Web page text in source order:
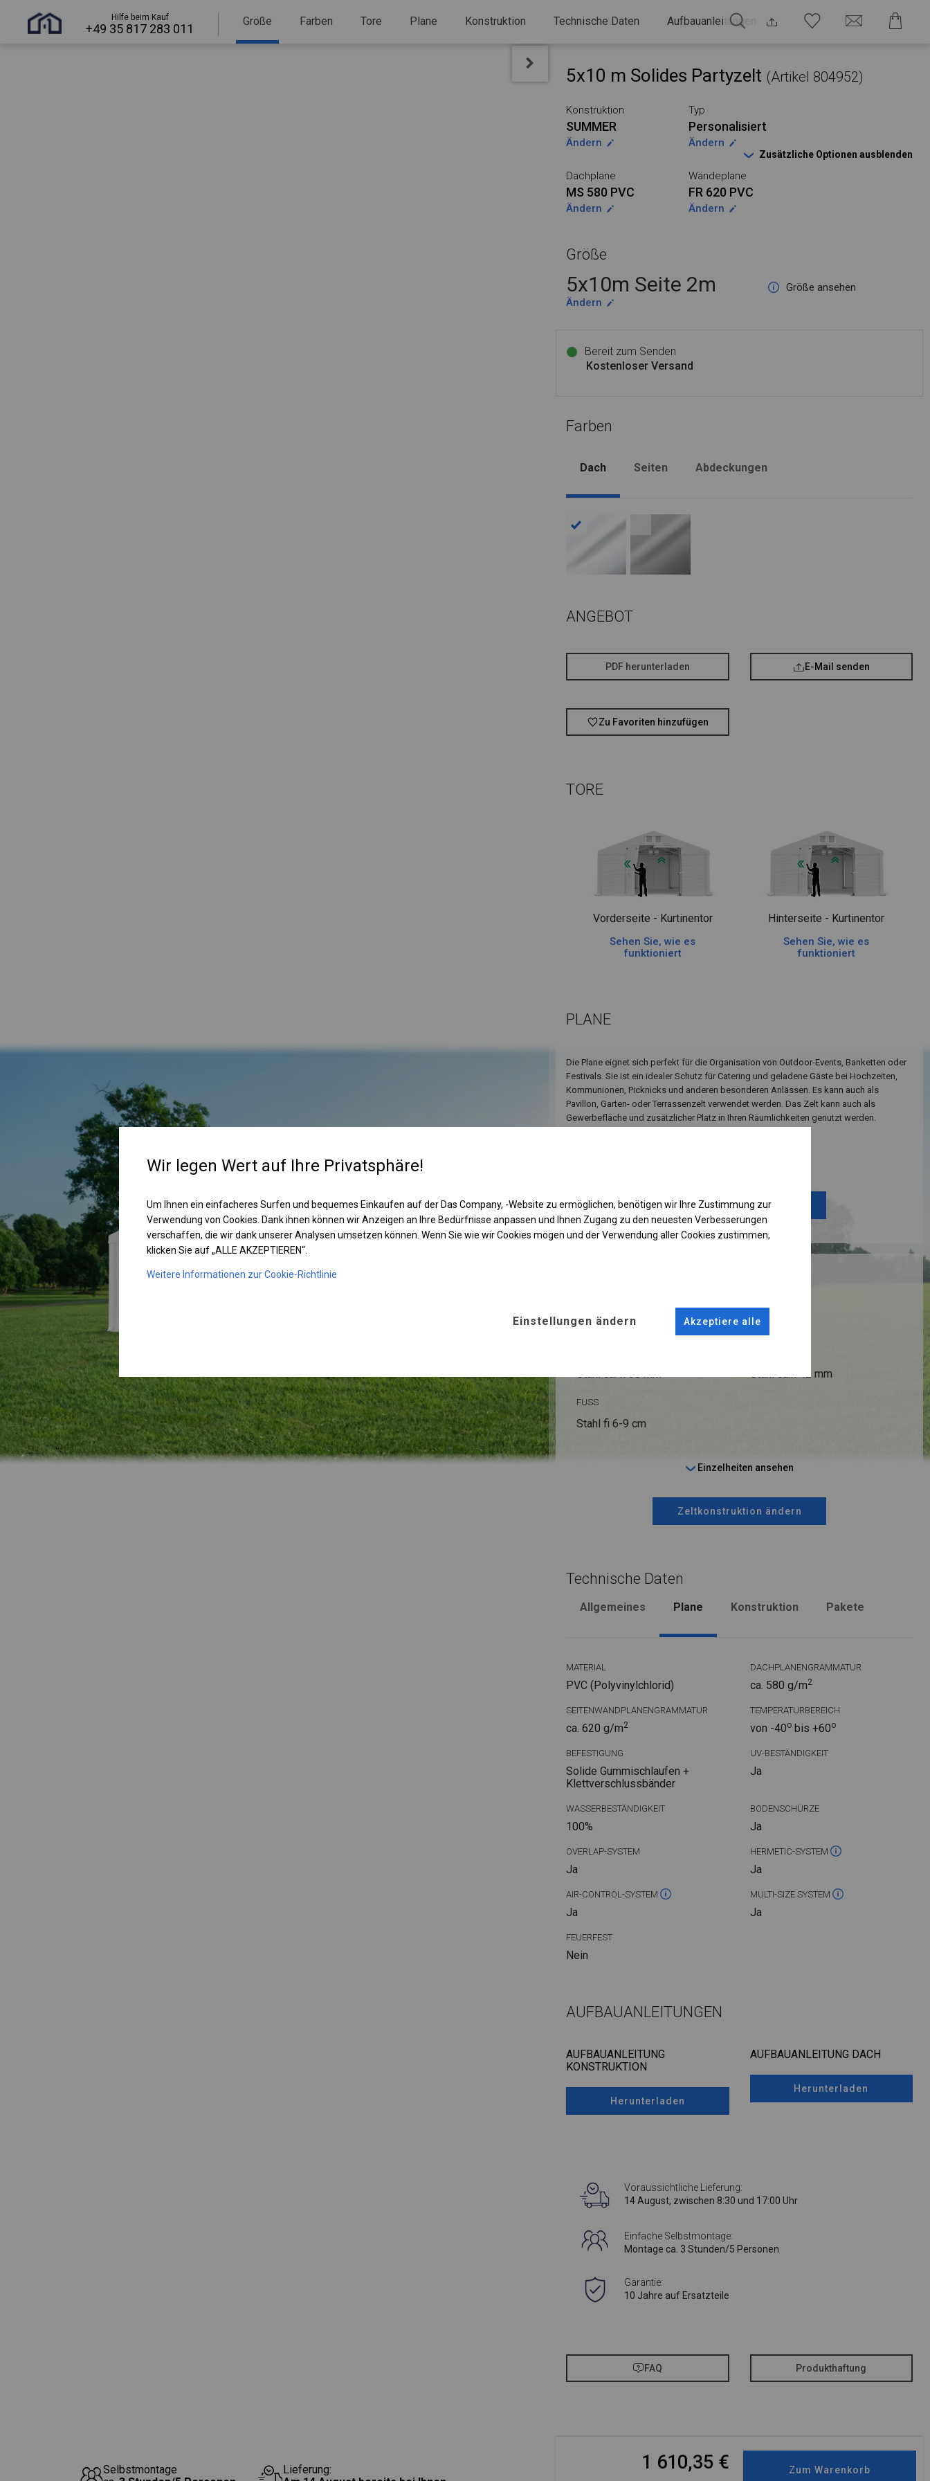
Hilfe beim Kauf
+49 35 817 283 011
Größe Farben Tore Plane Konstruktion Technische Daten Aufbauanleitungen
Selbstmontage
Lieferung:
5x10 m Solides Partyzelt (Artikel 804952)
Konstruktion
SUMMER
Ändern
Typ
Personalisiert
Ändern
Zusätzliche Optionen ausblenden
Dachplane
MS 580 PVC
Ändern
Wändeplane
FR 620 PVC
Ändern
Größe
5x10m Seite 2m
Größe ansehen
Ändern
Bereit zum Senden
Kostenloser Versand
Farben
Dach Seiten Abdeckungen
ANGEBOT
PDF herunterladen E-Mail senden
Zu Favoriten hinzufügen
TORE
Vorderseite - Kurtinentor
Sehen Sie, wie es
funktioniert
Hinterseite - Kurtinentor
Sehen Sie, wie es
funktioniert
PLANE
Die Plane eignet sich perfekt für die Organisation von Outdoor-Events, Banketten oder
Festivals. Sie ist ein idealer Schutz für Catering und geladene Gäste bei Hochzeiten,
Kommunionen, Picknicks und anderen besonderen Anlässen. Es kann auch als
Pavillon, Garten- oder Terrassenzelt verwendet werden. Das Zelt kann auch als
Gewerbefläche und zusätzlicher Platz in Ihren Räumlichkeiten genutzt werden.
Plane ändern
fi 42 mm
FUSS
Stahl fi 6-9 cm
Einzelheiten ansehen
Zeltkonstruktion ändern
Technische Daten
Allgemeines Plane Konstruktion Pakete
MATERIAL
PVC (Polyvinylchlorid)
DACHPLANENGRAMMATUR
ca. 580 g/m2
SEITENWANDPLANENGRAMMATUR
ca. 620 g/m2
TEMPERATURBEREICH
von -40obis +60o
BEFESTIGUNG
Solide Gummischlaufen +
Klettverschlussbänder
UV-BESTÄNDIGKEIT
Ja
WASSERBESTÄNDIGKEIT
100%
BODENSCHÜRZE
Ja
OVERLAP-SYSTEM
Ja
HERMETIC-SYSTEM
Ja
AIR-CONTROL-SYSTEM
Ja
MULTI-SIZE SYSTEM
Ja
FEUERFEST
Nein
AUFBAUANLEITUNGEN
AUFBAUANLEITUNG
KONSTRUKTION
Herunterladen
AUFBAUANLEITUNG DACH
Herunterladen
Voraussichtliche Lieferung:
14 August, zwischen 8:30 und 17:00 Uhr
Einfache Selbstmontage:
Montage ca. 3 Stunden/5 Personen
Garantie:
10 Jahre auf Ersatzteile
FAQ Produkthaftung
1 610,35 €
Wir legen Wert auf Ihre Privatsphäre!
Um Ihnen ein einfacheres Surfen und bequemes Einkaufen auf der Das Company, -Website zu ermöglichen, benötigen wir Ihre Zustimmung zur
Verwendung von Cookies. Dank ihnen können wir Anzeigen an Ihre Bedürfnisse anpassen und Ihnen Zugang zu den neuesten Verbesserungen
verschaffen, die wir dank unserer Analysen umsetzen können. Wenn Sie wie wir Cookies mögen und der Verwendung aller Cookies zustimmen,
klicken Sie auf „ALLE AKZEPTIEREN“.
Weitere Informationen zur Cookie-Richtlinie
Einstellungen ändern Akzeptiere alle